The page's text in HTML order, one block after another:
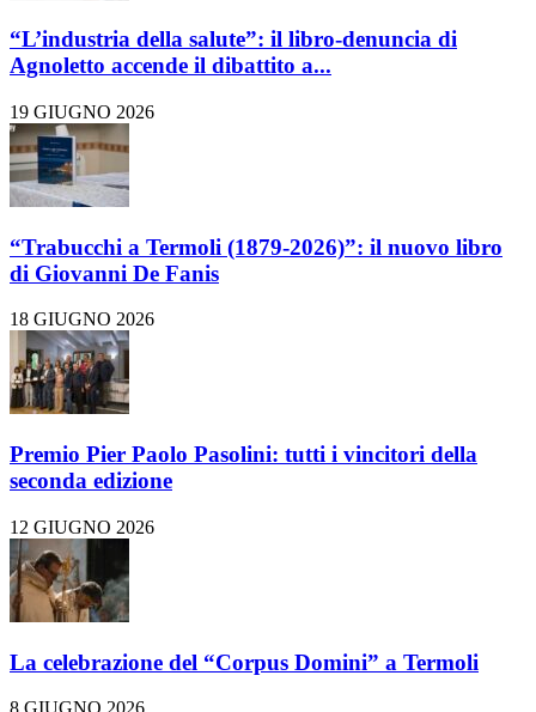
“L’industria della salute”: il libro-denuncia di
Agnoletto accende il dibattito a...
19 GIUGNO 2026
“Trabucchi a Termoli (1879-2026)”: il nuovo libro
di Giovanni De Fanis
18 GIUGNO 2026
Premio Pier Paolo Pasolini: tutti i vincitori della
seconda edizione
12 GIUGNO 2026
La celebrazione del “Corpus Domini” a Termoli